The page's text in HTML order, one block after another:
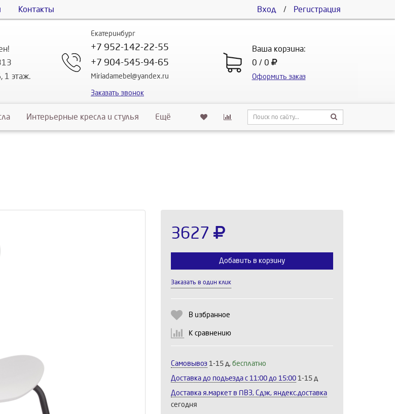
Контакты Вход / Регистрация
1 этаж.
Екатеринбург
+7 952-142-22-55
+7 904-545-94-65
Miriadamebel@yandex.ru
Заказать звонок
Ваша корзина:
0 / 0
Оформить заказ
Интерьерные кресла и стулья Ещё
3627
Добавить в корзину
Заказать в один клик
В избранное
К сравнению
Самовывоз 1-15 д, бесплатно
Доставка до подъезда c 11:00 до 15:00 1-15 д
Доставка я.маркет в ПВЗ, Сдэк, яндекс.доставка
сегодня